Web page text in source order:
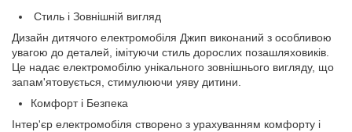
Стиль і Зовнішній вигляд
Дизайн дитячого електромобіля Джип виконаний з особливою
увагою до деталей, імітуючи стиль дорослих позашляховиків.
Це надає електромобілю унікального зовнішнього вигляду, що
запам'ятовується, стимулюючи уяву дитини.
Комфорт і Безпека
Інтер'єр електромобіля створено з урахуванням комфорту і